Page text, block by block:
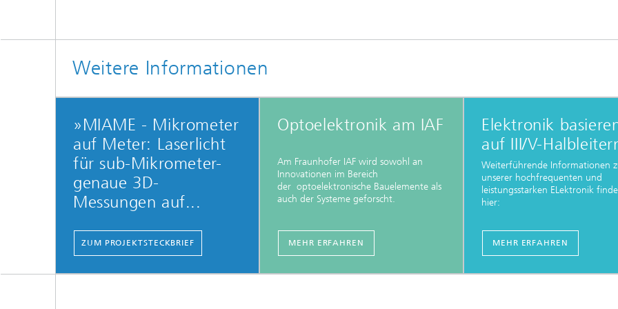
Weitere Informationen
»MIAME - Mikrometer
auf Meter: Laserlicht
für sub-Mikrometer-
genaue 3D-
Messungen auf...
ZUM PROJEKTSTECKBRIEF
Optoelektronik am IAF
Am Fraunhofer IAF wird sowohl an
Innovationen im Bereich
der optoelektronische Bauelemente als
auch der Systeme geforscht.
MEHR ERFAHREN
Elektronik
auf III/V-
Weiterführende Informationen
unserer hochfrequenten und
leistungsstarken ELektronik
hier:
MEHR ERFAHREN